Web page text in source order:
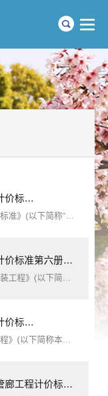
水印PDF版下载】
有关部门发布的国家现行设计规范、施工验收规范、技术操作规程、质量评定标准、产品标准和安全操作规程、绿色施工现场文明安全施工及环境保护要求、现行工
（DBJ53/T-63-2020）【高清无水印PDF版下载】
高清无水印PDF版下载】
111-2020）【高清无水印PDF版下载】